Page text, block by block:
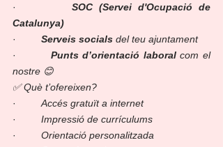
· SOC (Servei d'Ocupació de
Catalunya)
· Serveis socials del teu ajuntament
· Punts d’orientació laboral com el
nostre 😊
✅ Què t’ofereixen?
· Accés gratuït a internet
· Impressió de currículums
· Orientació personalitzada